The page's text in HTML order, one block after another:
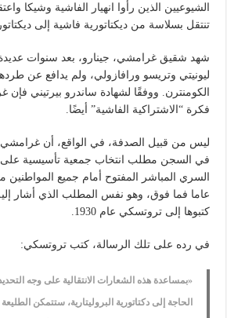
الشيوعيين الذين رأوا انهيار الفاشية وشيكا
تنتقل بسلاسة من ديكتاتورية فاشية إلى
شهد شقيق غرامشي، جينارو، بعد سنوات عديدة
ليونيتي وتريسو ورافازولي، ولم يدافع عن
الكومنترن. ووفقًا لشهادة ساندرو بيرتيني
فكرة “الاشتراكية الفاشية” أيضًا.
ليس من قبيل الصدفة، في الواقع، أن
في السجن مطلب انتخاب جمعية تأسيسية على
عاما فما فوق، وهو نفس المطلب الذي أشار
كتبوها إلى تروتسكي عام 1930.
في رده على تلك الرسالة، كتب تروتسكي:
«بمساعدة هذه الشعارات الانتقالية على وجه
الحاجة إلى دكتاتورية البروليتارية، ستتمكن